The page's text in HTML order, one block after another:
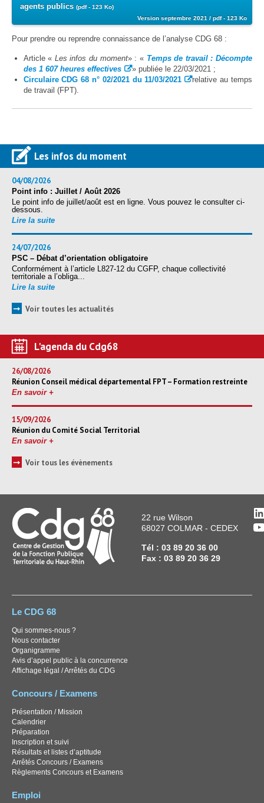
agents publics (pdf - 123 Ko)
Version septembre 2021 / pdf - 123 Ko
Pour prendre ou reprendre connaissance de l’analyse CDG 68 :
Article « Les infos du moment» : « Temps de travail : Décompte
des 1 607 heures effectives
» publiée le 22/03/2021 ;
Circulaire CDG 68 n° 02/2021 du 11/03/2021
relative au temps
de travail (FPT).
Les infos du moment
04/08/2026
Point info : Juillet / Août 2026
Le point info de juillet/août est en ligne. Vous pouvez le consulter ci-
dessous.
Lire la suite
24/07/2026
PSC – Débat d’orientation obligatoire
Conformément à l’article L827-12 du CGFP, chaque collectivité
territoriale a l’obliga...
Lire la suite
➞ Voir toutes les actualités
L'agenda du Cdg68
26/08/2026
Réunion Conseil médical départemental FPT – Formation restreinte
En savoir +
15/09/2026
Réunion du Comité Social Territorial
En savoir +
➞ Voir tous les évènements
22 rue Wilson
68027 COLMAR - CEDEX
Tél : 03 89 20 36 00
Fax : 03 89 20 36 29
Le CDG 68
Qui sommes-nous ?
Nous contacter
Organigramme
Avis d’appel public à la concurrence
Affichage légal / Arrêtés du CDG
Concours / Examens
Présentation / Mission
Calendrier
Préparation
Inscription et suivi
Résultats et listes d’aptitude
Arrêtés Concours / Examens
Règlements Concours et Examens
Emploi